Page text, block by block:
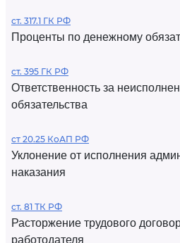
ст. 317.1 ГК РФ
Проценты по денежному
ст. 395 ГК РФ
Ответственность за
обязательства
ст 20.25 КоАП РФ
Уклонение от исполнения
наказания
ст. 81 ТК РФ
Расторжение трудового
работодателя